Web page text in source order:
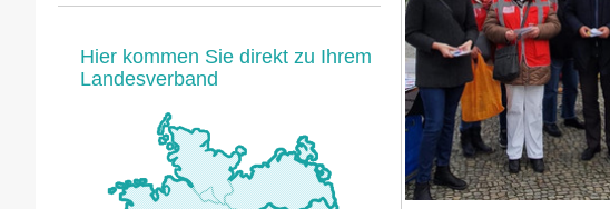
Hier kommen Sie direkt zu Ihrem
Landesverband